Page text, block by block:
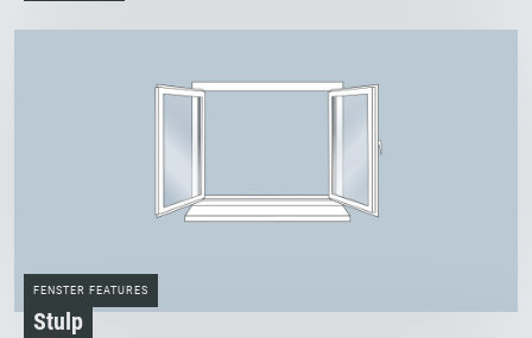
FENSTER FEATURES
Stulp